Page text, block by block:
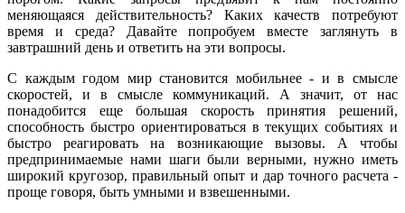
меняющаяся действительность? Каких качеств потребуют
время и среда? Давайте попробуем вместе заглянуть в
завтрашний день и ответить на эти вопросы.
С каждым годом мир становится мобильнее - и в смысле
скоростей, и в смысле коммуникаций. А значит, от нас
понадобится еще большая скорость принятия решений,
способность быстро ориентироваться в текущих событиях и
быстро реагировать на возникающие вызовы. А чтобы
предпринимаемые нами шаги были верными, нужно иметь
широкий кругозор, правильный опыт и дар точного расчета -
проще говоря, быть умными и взвешенными.